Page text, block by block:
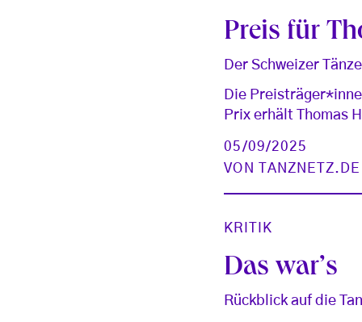
Preis für
Der Schweizer
Die
Prix erhält Thomas
05/09/2025
VON
KRITIK
Das war’s
Rückblick auf die